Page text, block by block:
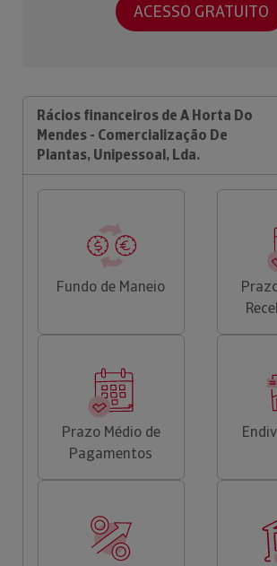
ACESSO GRATUITO
Rácios financeiros de A Horta Do
Mendes - Comercialização De
Plantas, Unipessoal, Lda.
Fundo de Maneio
Prazo Médio de
Pagamentos